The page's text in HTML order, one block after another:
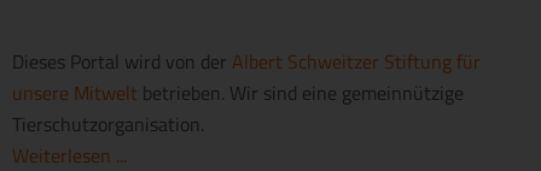
Dieses Portal wird von der Albert Schweitzer Stiftung für
unsere Mitwelt betrieben. Wir sind eine gemeinnützige
Tierschutzorganisation.
Weiterlesen ...